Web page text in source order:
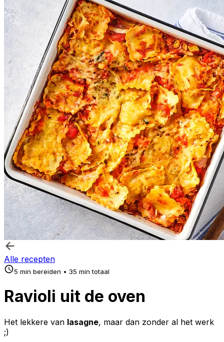
Alle recepten
5 min bereiden • 35 min totaal
Ravioli uit de oven
Het lekkere van lasagne, maar dan zonder al het werk
;)